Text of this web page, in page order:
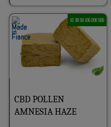
1G 3G 5G 10G 20G 50G
CBD POLLEN
AMNESIA HAZE